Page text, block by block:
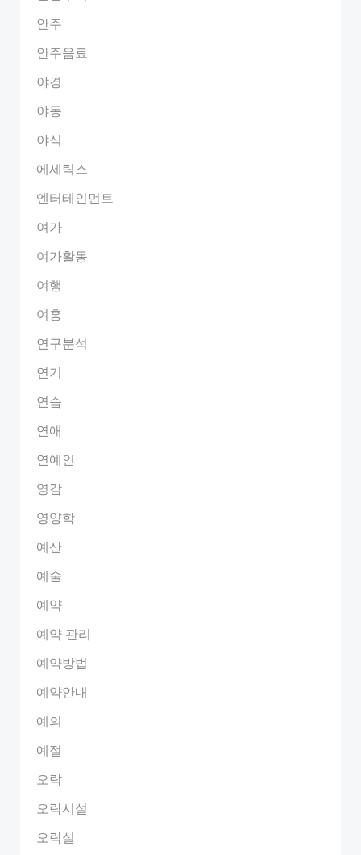
안주
안주음료
야경
야동
야식
에세틱스
엔터테인먼트
여가
여가활동
여행
여흥
연구분석
연기
연습
연애
연예인
영감
영양학
예산
예술
예약
예약 관리
예약방법
예약안내
예의
예절
오락
오락시설
오락실